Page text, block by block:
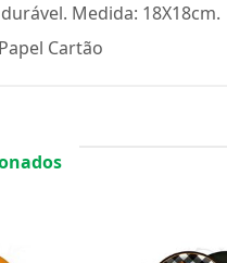
Medida: 18X18cm.
Cartão